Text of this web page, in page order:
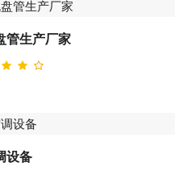
管生产厂家
设备